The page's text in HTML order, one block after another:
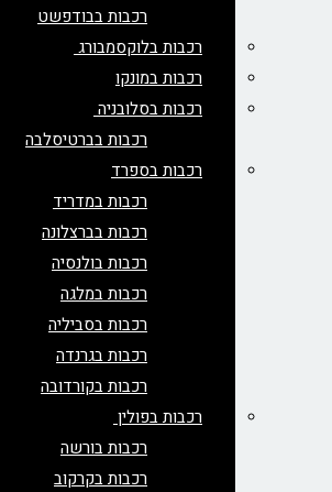
רכבות בבודפשט
רכבות בלוקסמבורג
רכבות במונקו
רכבות בסלובניה
רכבות בברטיסלבה
רכבות בספרד
רכבות במדריד
רכבות בברצלונה
רכבות בולנסיה
רכבות במלגה
רכבות בסביליה
רכבות בגרנדה
רכבות בקורדובה
רכבות בפולין
רכבות בורשה
רכבות בקרקוב